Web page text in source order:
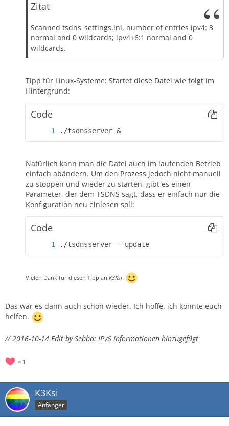
Zitat
Scanned tsdns_settings.ini, number of entries ipv4: 3
normal and 0 wildcards; ipv4+6:1 normal and 0
wildcards.
Tipp für Linux-Systeme: Startet diese Datei wie folgt im
Hintergrund:
Code
./tsdnsserver &
Natürlich kann man die Datei auch im laufenden Betrieb
einfach abändern. Um den Prozess jedoch nicht manuell
zu stoppen und wieder zu starten, gibt es einen
Parameter, der dem TSDNS sagt, dass er einfach nur die
Konfiguration neu einlesen soll:
Code
./tsdnsserver --update
Vielen Dank für diesen Tipp an K3Ksi!
Das war es dann auch schon wieder. Ich hoffe, ich konnte euch
helfen.
// 2016-10-14 Edit by Sebbo: IPv6 Informationen hinzugefügt
1
K3Ksi
Anfänger